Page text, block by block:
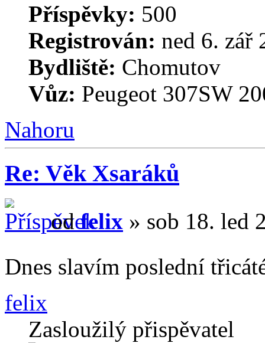
Příspěvky: 500
Registrován: ned 6. zář
Bydliště: Chomutov
Vůz: Peugeot 307SW
Nahoru
Re: Věk Xsaráků
odfelix » sob 18. led
Dnes slavím poslední
felix
Zasloužilý přispěvatel